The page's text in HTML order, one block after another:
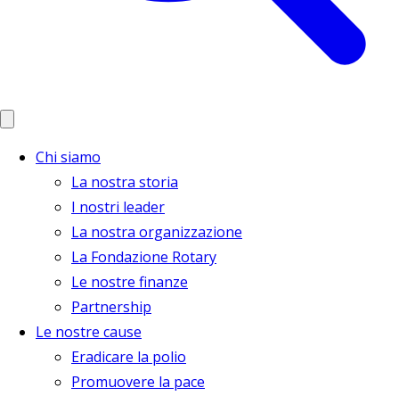
Chi siamo
La nostra storia
I nostri leader
La nostra organizzazione
La Fondazione Rotary
Le nostre finanze
Partnership
Le nostre cause
Eradicare la polio
Promuovere la pace